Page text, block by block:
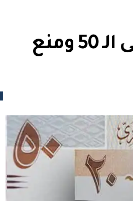
سحب الفئات من الواحد جنيه وحتى الـ 50 ومنع